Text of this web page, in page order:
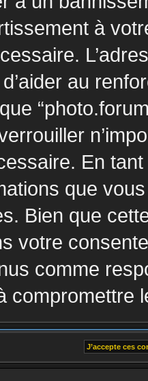
à
au
En
que
Bien que
votre
comme
compromettre